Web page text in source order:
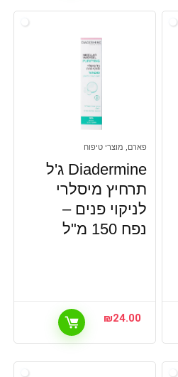
פארם, מוצרי טיפוח
Diadermine ג'ל
תרחיץ מיסלרי
לניקוי פנים –
נפח 150 מ"ל
₪24.00